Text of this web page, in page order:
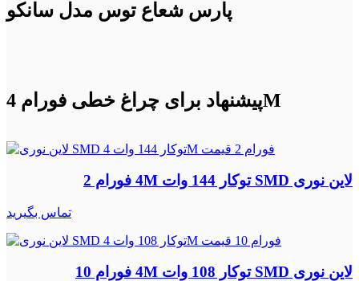
پارس شعاع توس مدل سانکو
پیشنهاد برای چراغ خطی فورام 4M
لاین نوری SMD توکار 144 وات 4M فورام 2
تماس بگیرید
لاین نوری SMD توکار 108 وات 4M فورام 10